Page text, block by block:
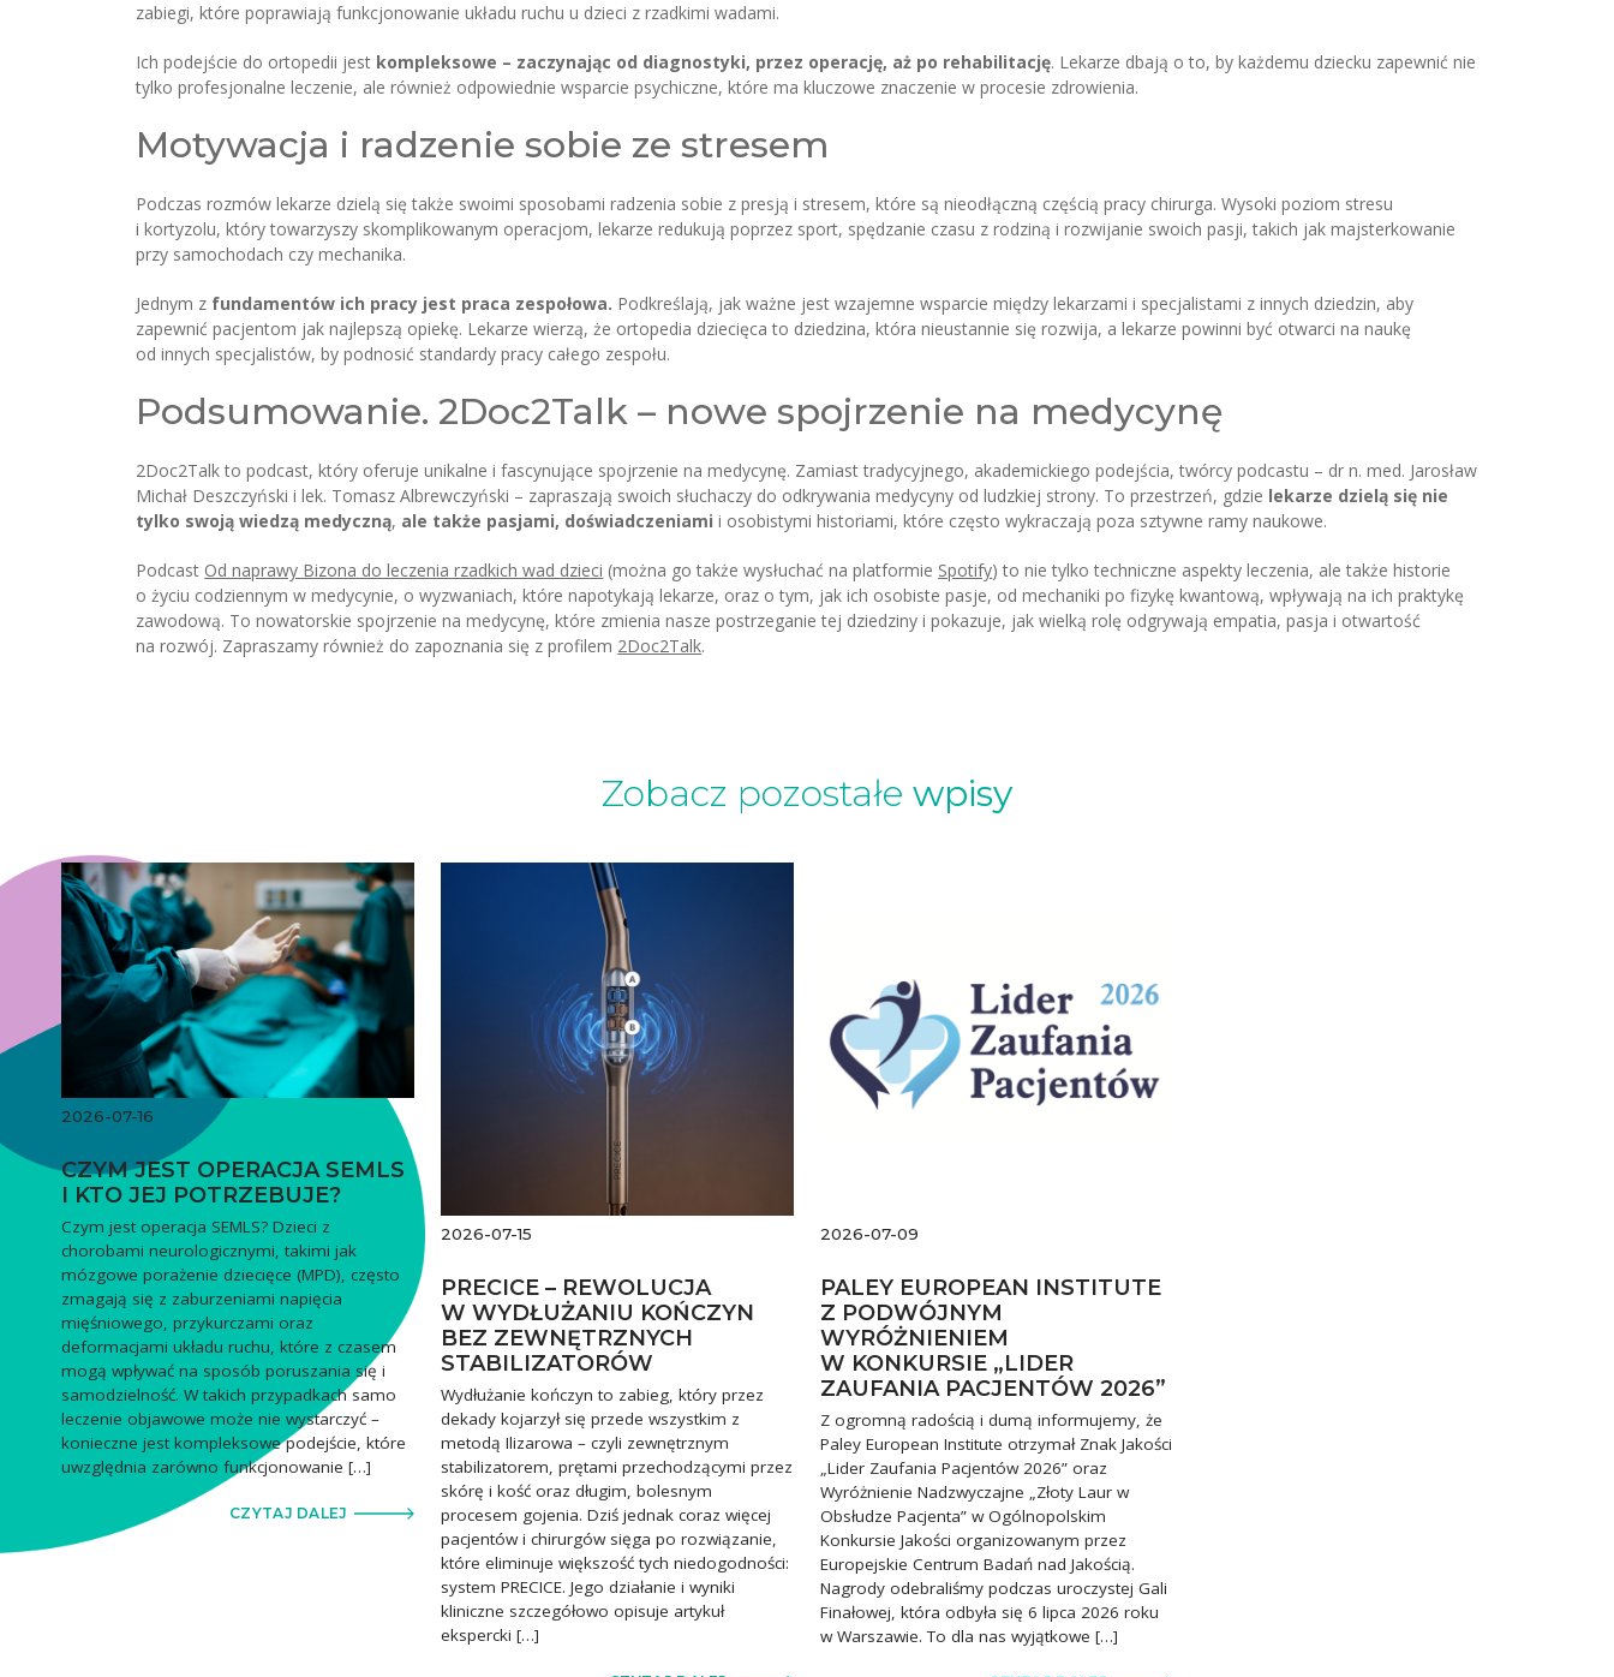
zabiegi, które poprawiają funkcjonowanie układu ruchu u dzieci z rzadkimi wadami.
Ich podejście do ortopedii jest kompleksowe – zaczynając od diagnostyki, przez operację, aż po rehabilitację. Lekarze dbają o to, by każdemu dziecku zapewnić nie
tylko profesjonalne leczenie, ale również odpowiednie wsparcie psychiczne, które ma kluczowe znaczenie w procesie zdrowienia.
Motywacja i radzenie sobie ze stresem
Podczas rozmów lekarze dzielą się także swoimi sposobami radzenia sobie z presją i stresem, które są nieodłączną częścią pracy chirurga. Wysoki poziom stresu
i kortyzolu, który towarzyszy skomplikowanym operacjom, lekarze redukują poprzez sport, spędzanie czasu z rodziną i rozwijanie swoich pasji, takich jak majsterkowanie
przy samochodach czy mechanika.
Jednym z fundamentów ich pracy jest praca zespołowa. Podkreślają, jak ważne jest wzajemne wsparcie między lekarzami i specjalistami z innych dziedzin, aby
zapewnić pacjentom jak najlepszą opiekę. Lekarze wierzą, że ortopedia dziecięca to dziedzina, która nieustannie się rozwija, a lekarze powinni być otwarci na naukę
od innych specjalistów, by podnosić standardy pracy całego zespołu.
Podsumowanie. 2Doc2Talk – nowe spojrzenie na medycynę
2Doc2Talk to podcast, który oferuje unikalne i fascynujące spojrzenie na medycynę. Zamiast tradycyjnego, akademickiego podejścia, twórcy podcastu – dr n. med. Jarosław
Michał Deszczyński i lek. Tomasz Albrewczyński – zapraszają swoich słuchaczy do odkrywania medycyny od ludzkiej strony. To przestrzeń, gdzie lekarze dzielą się nie
tylko swoją wiedzą medyczną, ale także pasjami, doświadczeniamii osobistymi historiami, które często wykraczają poza sztywne ramy naukowe.
Podcast Od naprawy Bizona do leczenia rzadkich wad dzieci (można go także wysłuchać na platformie Spotify) to nie tylko techniczne aspekty leczenia, ale także historie
o życiu codziennym w medycynie, o wyzwaniach, które napotykają lekarze, oraz o tym, jak ich osobiste pasje, od mechaniki po fizykę kwantową, wpływają na ich praktykę
zawodową. To nowatorskie spojrzenie na medycynę, które zmienia nasze postrzeganie tej dziedziny i pokazuje, jak wielką rolę odgrywają empatia, pasja i otwartość
na rozwój. Zapraszamy również do zapoznania się z profilem 2Doc2Talk.
Zobacz pozostałe wpisy
2026-07-16
CZYM JEST OPERACJA SEMLS
I KTO JEJ POTRZEBUJE?
Czym jest operacja SEMLS? Dzieci z
chorobami neurologicznymi, takimi jak
mózgowe porażenie dziecięce (MPD), często
zmagają się z zaburzeniami napięcia
mięśniowego, przykurczami oraz
deformacjami układu ruchu, które z czasem
mogą wpływać na sposób poruszania się i
samodzielność. W takich przypadkach samo
leczenie objawowe może nie wystarczyć –
konieczne jest kompleksowe podejście, które
uwzględnia zarówno funkcjonowanie […]
CZYTAJ DALEJ
2026-07-15
PRECICE – REWOLUCJA
W WYDŁUŻANIU KOŃCZYN
BEZ ZEWNĘTRZNYCH
STABILIZATORÓW
Wydłużanie kończyn to zabieg, który przez
dekady kojarzył się przede wszystkim z
metodą Ilizarowa – czyli zewnętrznym
stabilizatorem, prętami przechodzącymi przez
skórę i kość oraz długim, bolesnym
procesem gojenia. Dziś jednak coraz więcej
pacjentów i chirurgów sięga po rozwiązanie,
które eliminuje większość tych niedogodności:
system PRECICE. Jego działanie i wyniki
kliniczne szczegółowo opisuje artykuł
ekspercki […]
2026-07-09
PALEY EUROPEAN INSTITUTE
Z PODWÓJNYM
WYRÓŻNIENIEM
W KONKURSIE „LIDER
ZAUFANIA PACJENTÓW 2026”
Z ogromną radością i dumą informujemy, że
Paley European Institute otrzymał Znak Jakości
„Lider Zaufania Pacjentów 2026” oraz
Wyróżnienie Nadzwyczajne „Złoty Laur w
Obsłudze Pacjenta” w Ogólnopolskim
Konkursie Jakości organizowanym przez
Europejskie Centrum Badań nad Jakością.
Nagrody odebraliśmy podczas uroczystej Gali
Finałowej, która odbyła się 6 lipca 2026 roku
w Warszawie. To dla nas wyjątkowe […]